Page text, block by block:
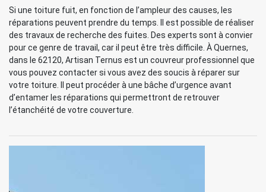
Si une toiture fuit, en fonction de l’ampleur des causes, les
réparations peuvent prendre du temps. Il est possible de réaliser
des travaux de recherche des fuites. Des experts sont à convier
pour ce genre de travail, car il peut être très difficile. À Quernes,
dans le 62120, Artisan Ternus est un couvreur professionnel que
vous pouvez contacter si vous avez des soucis à réparer sur
votre toiture. Il peut procéder à une bâche d’urgence avant
d’entamer les réparations qui permettront de retrouver
l’étanchéité de votre couverture.